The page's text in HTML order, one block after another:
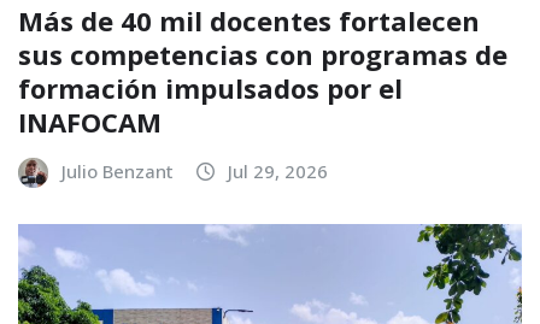
Más de 40 mil docentes fortalecen
sus competencias con programas de
formación impulsados por el
INAFOCAM
Julio Benzant Jul 29, 2026